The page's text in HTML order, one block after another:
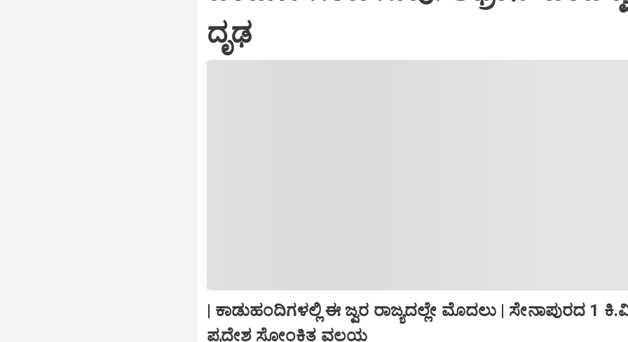
ದೃಢ
| ಕಾಡುಹಂದಿಗಳಲ್ಲಿ ಈ ಜ್ವರ ರಾಜ್ಯದಲ್ಲೇ ಮೊದಲು | ಸೇನಾಪುರದ 1
ಪ್ರದೇಶ ಸೋಂಕಿತ ವಲಯ